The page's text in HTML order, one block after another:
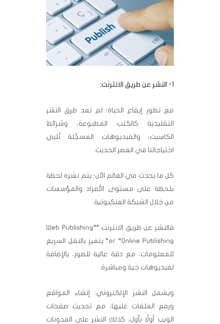
1- النشر عن طريق الانترنت:
مع تطور إيقاع الحياة؛ لم تعد طرق النشر
التقليدية كالكتب المطبوعة، وشرائط
الكاسيت، والفيديوهات المسجّلة تُلبي
احتياجاتنا في العصر الحديث.
كل ما يحدث في العالم الآن؛ يتم نشره لحظة
بلحظة على مستوى الأفراد والمؤسسات
من خلال الشبكة العنكبوتية.
فالنشر عن طريق الانترنت “Web Publishing”
or “Online Publishing” يتميز بالنقل السريع
للمعلومات، مع دقة عالية للصور، بالإضافة
لفيديوهات حية ومباشرة.
ويشمل النشر الإلكتروني: إنشاء المواقع
ورفع الملفات عليها، مع تحديث صفحات
الويب أولًا بأول، كذلك النشر على المدونات